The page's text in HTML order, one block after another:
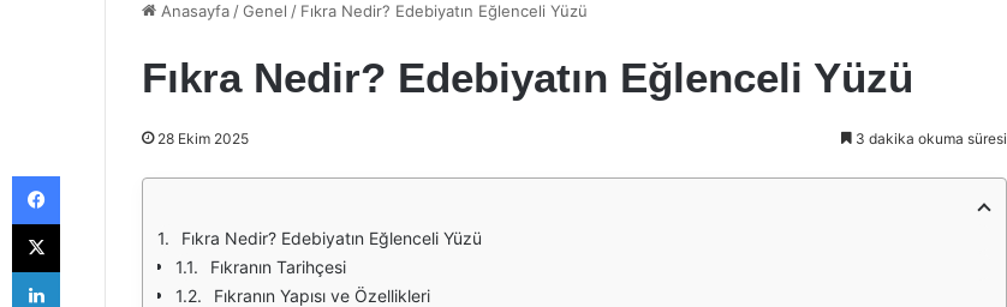
Anasayfa /Genel / Fıkra Nedir? Edebiyatın Eğlenceli Yüzü
Fıkra Nedir? Edebiyatın Eğlenceli Yüzü
28 Ekim 2025 3 dakika okuma süresi
Fıkra Nedir? Edebiyatın Eğlenceli Yüzü
Fıkranın Tarihçesi
Fıkranın Yapısı ve Özellikleri
Facebook
X
LinkedIn